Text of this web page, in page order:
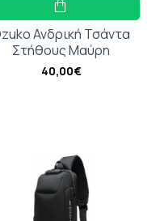
Ανδρική Τσάντα
Στήθους Μαύρη
40,00€